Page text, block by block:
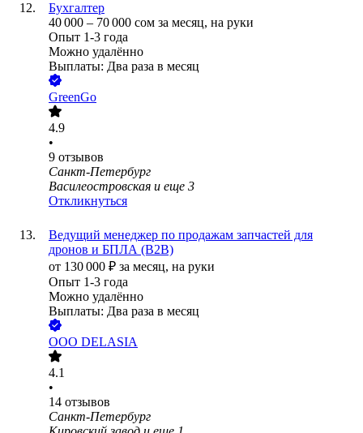
Бухгалтер
40 000 – 70 000 сом за месяц, на руки
Опыт 1-3 года
Можно удалённо
Выплаты: Два раза в месяц
GreenGo
4.9
•
9 отзывов
Санкт-Петербург
Василеостровская и еще 3
Откликнуться
Ведущий менеджер по продажам запчастей для
дронов и БПЛА (B2B)
от 130 000 ₽ за месяц, на руки
Опыт 1-3 года
Можно удалённо
Выплаты: Два раза в месяц
ООО DELASIA
4.1
•
14 отзывов
Санкт-Петербург